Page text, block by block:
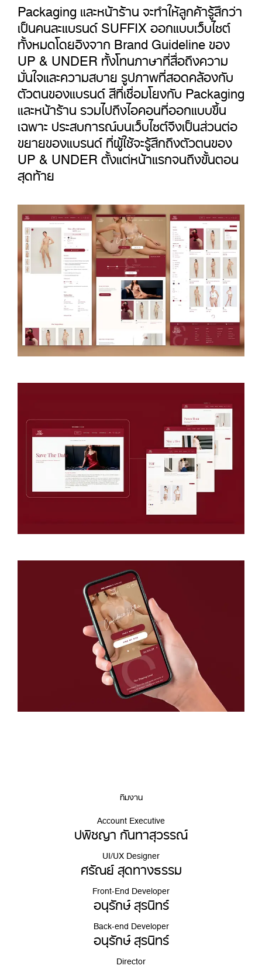
Packaging และหน้าร้าน จะทำให้ลูกค้ารู้สึกว่า
เป็นคนละแบรนด์ SUFFIX ออกแบบเว็บไซต์
ทั้งหมดโดยอิงจาก Brand Guideline ของ
UP & UNDER ทั้งโทนภาษาที่สื่อถึงความ
มั่นใจและความสบาย รูปภาพที่สอดคล้องกับ
ตัวตนของแบรนด์ สีที่เชื่อมโยงกับ Packaging
และหน้าร้าน รวมไปถึงไอคอนที่ออกแบบขึ้น
เฉพาะ ประสบการณ์บนเว็บไซต์จึงเป็นส่วนต่อ
ขยายของแบรนด์ ที่ผู้ใช้จะรู้สึกถึงตัวตนของ
UP & UNDER ตั้งแต่หน้าแรกจนถึงขั้นตอน
สุดท้าย
ทีมงาน
Account Executive
ปพิชญา กันทาสุวรรณ์
UI/UX Designer
ศรัณย์ สุดทางธรรม
Front-End Developer
อนุรักษ์ สุรนิทร์
Back-end Developer
อนุรักษ์ สุรนิทร์
Director